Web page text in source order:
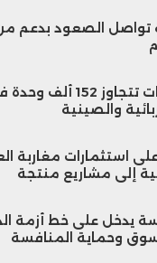
والصينية
استثمارات مغاربة
إلى مشاريع منتجة
يدخل على خط أزمة
وحماية المنافسة